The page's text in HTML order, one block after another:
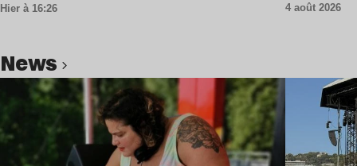
Hier à 16:26 4 août 2026
news
Lire l’article